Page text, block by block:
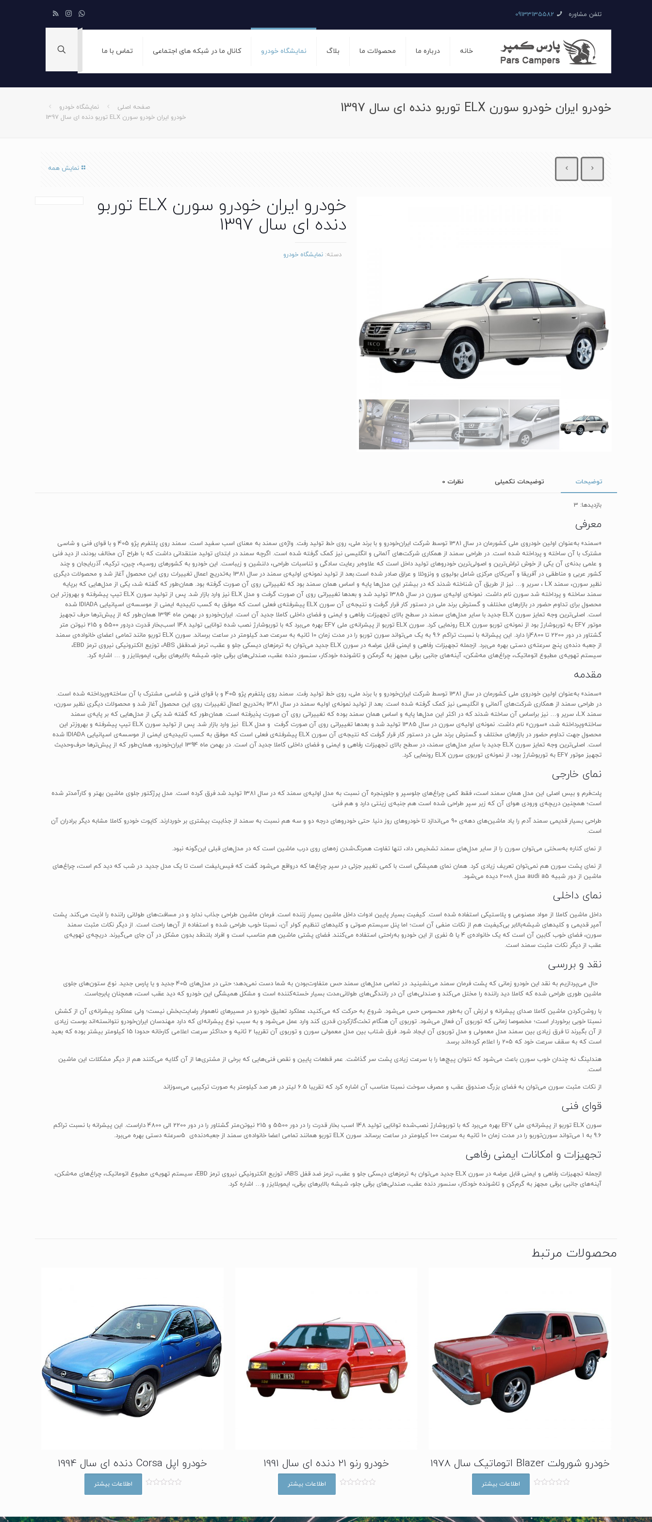
تلفن مشاوره 09133135582
خانه درباره ما محصولات ما بلاگ نمایشگاه خودرو کانال ما در شبکه های اجتماعی تماس با ما
خودرو ایران خودرو سورن ELX توربو دنده ای سال 1397 صفحه اصلی
نمایشگاه خودرو
خودرو ایران خودرو سورن ELX توربو دنده ای سال 1397
نمایش همه
خودرو ایران خودرو سورن ELX توربو
دنده ای سال 1397
دسته:نمایشگاه خودرو
توضیحات توضیحات تکمیلی نظرات 0
بازدیدها: 3
معرفی
«سمند» به‌عنوان اولین خودروی ملی کشورمان در سال 1381 توسط شرکت ایران‌خودرو و با برند ملی، روی خط تولید رفت. واژه‌ی سمند به معنای اسب سفید است. سمند روی پلتفرم پژو 405 و با قوای فنی و شاسی
مشترک با آن ساخته و پرداخته شده است. در طراحی سمند از همکاری شرکت‌های آلمانی و انگلیسی نیز کمک گرفته شده است. اگرچه سمند در ابتدای تولید منتقدانی داشت که با طراح آن مخالف بودند، از دید فنی
و علمی بدنه‌ی آن یکی از خوش تراش‌ترین و اصولی‌ترین خودروهای تولید داخل است که علاوه‌بر رعایت سادگی و تناسبات طراحی، دلنشین و زیباست. این خودرو به کشورهای روسیه، چین، ترکیه، آذربایجان و چند
کشور عربی و مناطقی در آفریقا و آمریکای مرکزی شامل بولیوی و ونزوئلا و عراق صادر شده است.بعد از تولید نمونه‌ی اولیه‌ی سمند در سال 1381 به‌تدریج اعمال تغییرات روی این محصول آغاز شد و محصولات دیگری
نظیر سورن، سمند‌ LX ، سریر و… نیز از طریق آن شناخته شدند که در بیشتر این مدل‌ها پایه و اساس همان سمند بود که تغییراتی روی آن صورت گرفته بود. همان‌طور که گفته شد، یکی از مدل‌هایی که برپایه
سمند ساخته و پرداخته شد سورن نام داشت. نمونه‌ی اولیه‌ی سورن در سال 1385 تولید شد و بعدها تغییراتی روی آن صورت گرفت و مدل‌ ELX‌ نیز وارد بازار شد. پس از تولید سورن ELX تیپ پیشرفته و به‏‏روزتر این
محصول برای تداوم حضور در بازارهای مختلف و گسترش برند ملی در دستور کار قرار گرفت و نتیجه‌ی آن سورن‌ ELX‌ پیشرفته‌ی فعلی است که موفق به کسب تاییدیه ایمنی از موسسه‌ی اسپانیایی‌ IDIADA‌ شده
است. اصلی‌ترین وجه تمایز سورن‌ ELX‌ جدید با سایر مدل‌های سمند در سطح بالای تجهیزات رفاهی و ایمنی و فضای داخلی کاملا جدید آن است. ایران‌خودرو در بهمن ماه 1394 همان‌طور که از پیش‌تر‌ها حرف‌ تجهیز
موتور‌ EF7‌ به توربوشارژ بود از نمونه‌ی توربو سورن‌ ELX‌ رونمایی کرد. سورن‌ ELX‌ توربو از پیشرانه‌ی ملی‌ EF7‌ بهره می‌برد که با توربوشارژ نصب شده توانایی تولید 148 اسب‌بخار قدرت دردور 5500 و 215 نیوتن متر
گشتاور در دور 2200 تا 4800را دارد. این پیشرانه با نسبت تراکم 9.6 به یک می‌تواند سورن توربو را در مدت زمان 10 ثانیه به سرعت صد کیلومتر در ساعت برساند. سورن‌ ELX‌ توربو مانند تمامی اعضای خانواده‌ی سمند
از جعبه دنده‌ی پنج سرعته‌ی دستی بهره می‌برد. از‌جمله تجهیزات رفاهی و ایمنی قابل عرضه در سورن‌ ELX‌ جدید می‌توان به ترمزهای دیسکی جلو و عقب، ترمز ضد‌قفل‌ ABS، توزیع الکترونیکی نیروی ترمز‌ EBD،
سیستم تهویه‌ی مطبوع اتوماتیک، چراغ‌های مه‌شکن، آینه‌های جانبی برقی مجهز به گرمکن و تاشونده خودکار، سنسور دنده عقب، صندلی‌های برقی جلو، شیشه بالابرهای برقی، ایموبلایزر و … اشاره کرد.
مقدمه
«سمند» به‌عنوان اولین خودروی ملی کشورمان در سال 1381 توسط شرکت ایران‌خودرو و با برند ملی، روی خط تولید رفت. سمند روی پلتفرم پژو 405 و با قوای فنی و شاسی مشترک با آن ساخته‌وپرداخته شده است.
در طراحی سمند از همکاری شرکت‌های آلمانی و انگلیسی نیز کمک گرفته شده است. بعد از تولید نمونه‌ی اولیه سمند در سال 1381 به‌تدریج اعمال تغییرات روی این محصول آغاز شد و محصولات دیگری نظیر سورن،
سمند LX، سریر و… نیز براساس آن ساخته شدند که در اکثر این مدل‌ها پایه و اساس همان سمند بوده که تغییراتی روی آن صورت پذیرفته است. همان‌طور که گفته شد یکی از مدل‌هایی که بر پایه‌ی سمند
ساخته‌وپرداخته شد، «سورن» نام داشت. نمونه‌ی اولیه‌ی سورن در سال 1385 تولید شد و بعدها تغییراتی روی آن صورت گرفت و مدل ELX نیز وارد بازار شد. پس از تولید سورن ELX تیپ پیشرفته و به‏‏روزتر این
محصول جهت تداوم حضور در بازارهای مختلف و گسترش برند ملی در دستور کار قرار گرفت که نتیجه‌ی آن سورن ELX پیشرفته‌ی فعلی است که موفق به کسب تاییدیه‌ی ایمنی از موسسه‌ی اسپانیایی IDIADA شده
است. اصلی‌ترین وجه تمایز سورن ELX جدید با سایر مدل‌های سمند، در سطح بالای تجهیزات رفاهی و ایمنی و فضای داخلی کاملا جدید آن است. در بهمن ماه 1394 ایران‌خودرو، همان‌طور که از پیش‌ترها حرف‌وحدیث
تجهیز موتور EF7 به توربوشارژ بود، از نمونه‌ی توربوی سورن ELX رونمایی کرد.
نمای خارجی
پلت‌فرم و بیس اصلی این مدل همان سمند است، فقط کمی چراغ‌های جلوسپر و جلوپنجره آن نسبت به مدل اولیه‌ی سمند که در سال 1381 تولید شد فرق کرده است. مدل پرژکتور جلوی ماشین بهتر و کارآمدتر شده
است؛ همچنین دریچه‌ی ورودی هوای آن که زیر سپر طراحی شده است هم جنبه‌ی زینتی دارد و هم فنی.
طراحی بسیار قدیمی سمند آدم را یاد ماشین‌های دهه‌ی 90 می‌اندازد تا خودروهای روز دنیا. حتی خودروهای درجه دو و سه هم نسبت به سمند از جذابیت بیشتری بر خوردارند. کاپوت خودرو کاملا مشابه دیگر برادران آن
است.
از نمای کناره به‌سختی می‌توان سورن را از سایر مدل‌های سمند تشخیص داد، تنها تفاوت همرنگ‌شدن زه‌های روی درب ماشین است که در مدل‌های قبلی این‌گونه نبود.
از نمای پشت سورن هم نمی‌توان تعریف زیادی کرد. همان نمای همیشگی است با کمی تغییر جزئی در سپر چراغ‌ها که درواقع می‌شود گفت که فیس‌لیفت است تا یک مدل جدید. در شب که دید کم است، چراغ‌های
ماشین از دور شبیه audi a5 مدل 2008 دیده می‌شود.
نمای داخلی
داخل ماشین کاملا از مواد مصنوعی و پلاستیکی استفاده شده است. کیفیت بسیار پایین ادوات داخل ماشین بسیار زننده است. فرمان ماشین طراحی جذاب ندارد و در مسافت‌های طولانی راننده را اذیت می‌کند. پشت
آمپر قدیمی و کلید‌های شیشه‌بالابر بی‌کیفیت هم از نکات منفی آن است؛ اما پنل سیستم صوتی و کلیدهای تنظیم کولر آن، نسبتا خوب طراحی شده و استفاده از آن‌ها راحت است. از دیگر نکات مثبت سمند
سورن، فضای خوب کابین آن است که یک خانواده‌ی 4 یا 5 نفری از این خودرو به‌راحتی استفاده می‌کنند. فضای پشتی ماشین هم مناسب است و افراد بلندقد بدون مشکل در آن جای می‌گیرند. دریچه‌ی تهویه‌ی
عقب از دیگر نکات مثبت سمند است.
نقد و بررسی
حال می‌پردازیم به نقد این خودرو زمانی که پشت فرمان سمند می‌نشینید. در تمامی مدل‌های سمند حس متفاوت‌بودن به شما دست نمی‌دهد؛ حتی در مدل‌های 405 جدید و یا پارس جدید. نوع ستون‌های جلوی
ماشین طوری طراحی شده که کاملا دید راننده را مختل می‌کند و صندلی‌های آن در رانندگی‌های طولانی‌مدت بسیار خسته‌کننده است و مشکل همیشگی این خودرو که دید عقب است، همچنان پابرجاست.
با روشن‌کردن ماشین کاملا صدای پیشرانه و لرزش آن به‌طور محسوس حس می‌شود. شروع به حرکت که می‌کنید، عملکرد تعلیق خودرو در مسیرهای ناهموار رضایت‌بخش نیست؛ ولی عملکرد پیشرانه‌ی آن از کشش
نسبتا خوبی برخوردار است؛ مخصوصا زمانی که توربوی آن فعال می‌شود. توربوی آن هنگام تخت‌گازکردن قدری کند وارد عمل می‌شود و به سبب نوع پیشرانه‌ای که دارد مهندسان ایران‌خودرو نتوانسته‌اند بوست زیادی
از آن بگیرند تا فرق زیادی بین سمند مدل معمولی و مدل توربوی آن ایجاد شود. فرق شتاب بین مدل معمولی سورن و توربوی آن تقریبا 2 ثانیه و حداکثر سرعت اعلامی کارخانه حدودا 15 کیلومتر بیشتر بوده که بعید
است که به سقف سرعت خود که 205 را اعلام کرده‌اند برسد.
هندلینگ نه چندان خوب سورن باعث می‌شود که نتوان پیچ‌ها را با سرعت زیادی پشت سر گذاشت. عمر قطعات پایین و نقص فنی‌هایی که برخی از مشتری‌ها از آن گلایه می‌کنند هم از دیگر مشکلات این ماشین
است.
از نکات مثبت سورن می‌توان به فضای بزرگ صندوق عقب و مصرف سوخت نسبتا مناسب آن اشاره کرد که تقریبا 6.5 لیتر در هر صد کیلومتر به صورت ترکیبی می‌سوزاند
قوای فنی
سورن ELX توربو از پیشرانه‌ی ملی EF7 بهره می‌برد که با توربوشارژ نصب‌شده توانایی تولید 148 اسب بخار قدرت را در دور 5500 و 215 نیوتن‌متر گشتاور را در دور 2200 الی 4800 داراست. این پیشرانه با نسبت تراکم
9.6 به 1 می‌تواند سورن‌توربو را در مدت زمان 10 ثانیه به سرعت 100 کیلومتر در ساعت برساند. سورن ELX توربو همانند تمامی اعضا خانواده‌ی سمند از جعبه‌دنده‌ی 5سرعته دستی بهره می‌برد.
تجهیزات و امکانات ایمنی رفاهی
ازجمله تجهیزات رفاهی و ایمنی قابل عرضه در سورن ELX جدید می‌توان به ترمزهای دیسکی جلو و عقب، ترمز ضد قفل ABS، توزیع الکترونیکی نیروی ترمز EBD، سیستم تهویه‌ی مطبوع اتوماتیک، چراغ‌های مه‌شکن،
آینه‌های جانبی برقی مجهز به گرم‌کن و تاشونده خودکار، سنسور دنده عقب، صندلی‌های برقی جلو، شیشه بالابرهای برقی، ایموبلایزر و… اشاره کرد.
محصولات مرتبط
خودرو شورولت Blazer اتوماتیک سال 1978
ا
اطلاعات بیشتر
خودرو رنو 21 دنده ای سال 1991
ا
اطلاعات بیشتر
خودرو اپل Corsa دنده ای سال 1994
ا
اطلاعات بیشتر